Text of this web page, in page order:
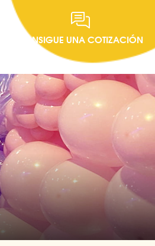
CONSIGUE UNA COTIZACIÓN